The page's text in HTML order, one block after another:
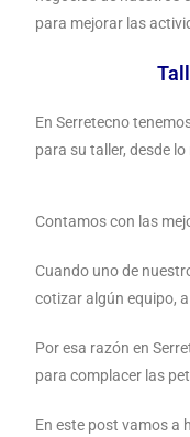
para mejorar las
En Serretecno
para su taller, desde
Contamos con las
Cuando uno de
cotizar algún equipo,
Por esa razón en
para complacer las
En este post vamos a